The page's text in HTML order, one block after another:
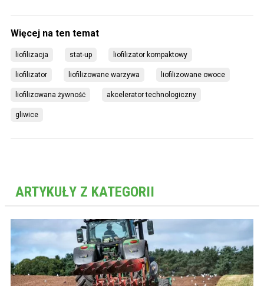
liofilizacja stat-up liofilizator kompaktowy
liofilizator liofilizowane warzywa liofilizowane owoce
liofilizowana żywność akcelerator technologiczny
gliwice
ARTYKUŁY Z KATEGORII